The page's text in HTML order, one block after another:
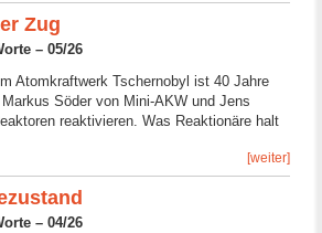
Zug
– 05/26
Atomkraftwerk Tschernobyl ist 40 Jahre
Söder von Mini-AKW und Jens
reaktivieren. Was Reaktionäre halt
[weiter]
– 04/26